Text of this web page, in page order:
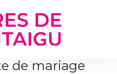
de mariage